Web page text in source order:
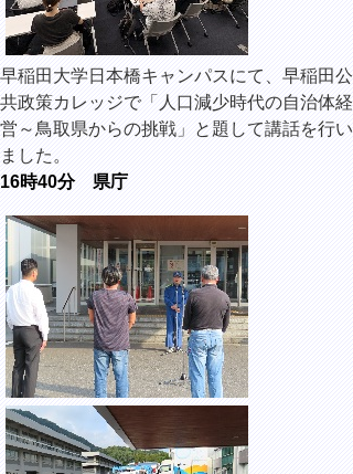
早稲田大学日本橋キャンパスにて、早稲田公
共政策カレッジで「人口減少時代の自治体経
営～鳥取県からの挑戦」と題して講話を行い
ました。
16時40分 県庁